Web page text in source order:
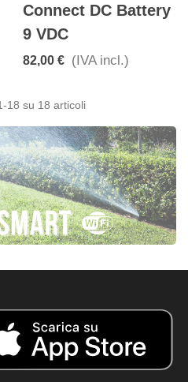
Connect DC Battery
9 VDC
82,00 € (IVA incl.)
-18 su 18 articoli